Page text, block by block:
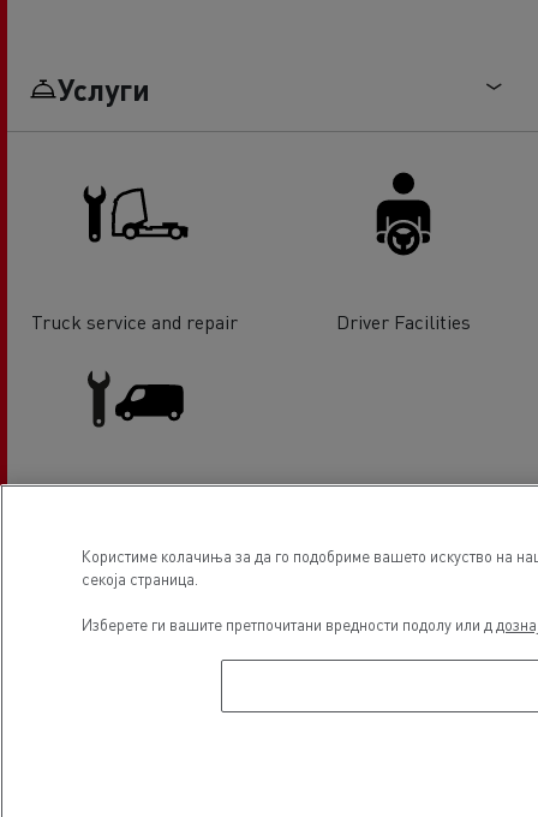
Услуги
Truck service and repair Driver Facilities
Локација
Користиме колачиња за да го подобриме вашето искуство на
секоја страница.
Изберете ги вашите претпочитани вредности подолу или д